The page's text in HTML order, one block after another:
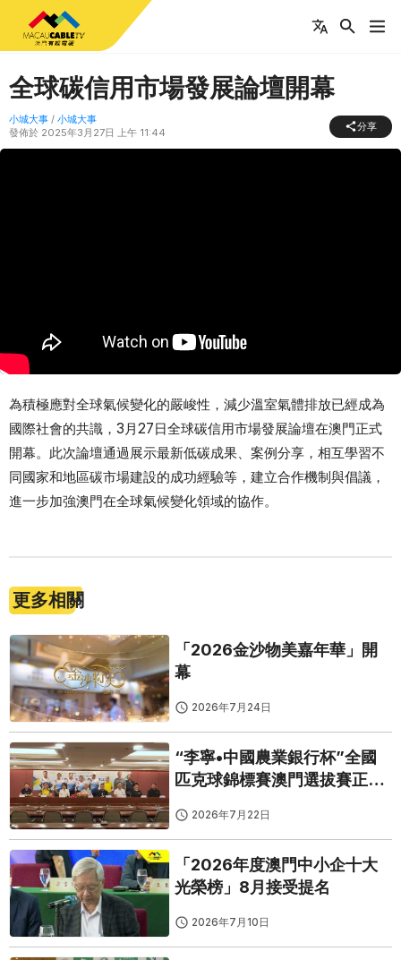
全球碳信用市場發展論壇開幕
小城大事 / 小城大事
發佈於 2025年3月27日 上午 11:44
分享
為積極應對全球氣候變化的嚴峻性，減少溫室氣體排放已經成為
國際社會的共識，3月27日全球碳信用市場發展論壇在澳門正式
開幕。此次論壇通過展示最新低碳成果、案例分享，相互學習不
同國家和地區碳市場建設的成功經驗等，建立合作機制與倡議，
進一步加強澳門在全球氣候變化領域的協作。
更多相關
「2026金沙物美嘉年華」開
幕
2026年7月24日
“李寧•中國農業銀行杯”全國
匹克球錦標賽澳門選拔賽正式
2026年7月22日
「2026年度澳門中小企十大
光榮榜」8月接受提名
2026年7月10日